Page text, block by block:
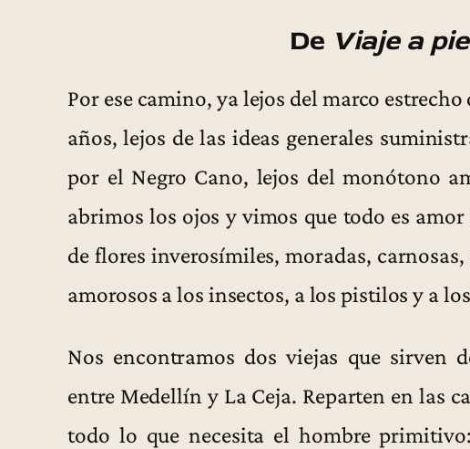
De Viaje a pie
Por ese camino, ya lejos del marco
años, lejos de las ideas generales
por el Negro Cano, lejos del monótono
abrimos los ojos y vimos que todo es
de flores inverosímiles, moradas,
amorosos a los insectos, a los pistilos y a
Nos encontramos dos viejas que sirven
entre Medellín y La Ceja. Reparten en las
todo lo que necesita el hombre